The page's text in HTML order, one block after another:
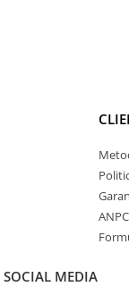
ANPC
SOCIAL MEDIA